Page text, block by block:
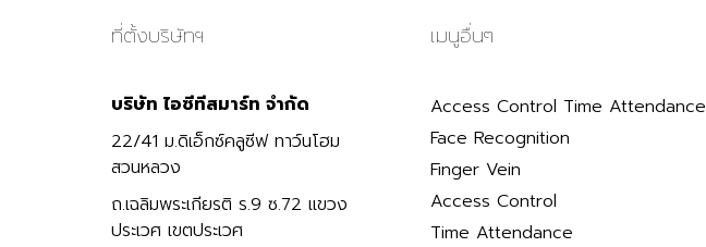
ที่ตั้งบริษัทฯ
บริษัท ไอซีทีสมาร์ท จำกัด
22/41 ม.ดิเอ็กซ์คลูซีฟ ทาว์นโฮม
สวนหลวง
ถ.เฉลิมพระเกียรติ ร.9 ซ.72 แขวง
ประเวศ เขตประเวศ
เมนูอื่นๆ
Access Control Time Attendance
Face Recognition
Finger Vein
Access Control
Time Attendance